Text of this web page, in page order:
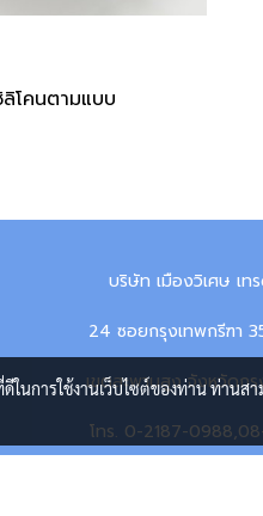
ลิโคนตามแบบ
บริษัท เมืองวิเศษ เท
24 ซอยกรุงเทพกรีฑา
เขตสะพานสูง จังหวัดก
โทร. 0-2187-
การใช้งานเว็บไซต์ของท่าน ท่านส